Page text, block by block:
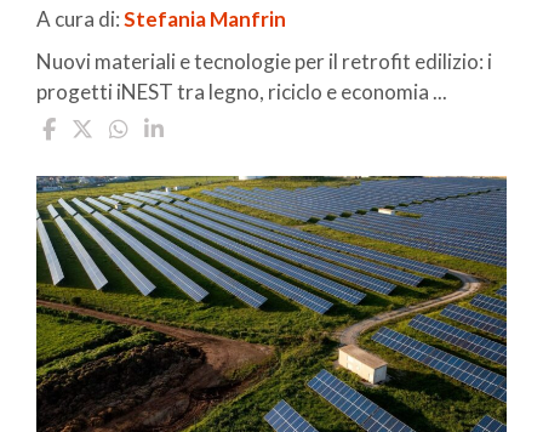
A cura di:Stefania Manfrin
Nuovi materiali e tecnologie per il retrofit edilizio: i
progetti iNEST tra legno, riciclo e economia ...